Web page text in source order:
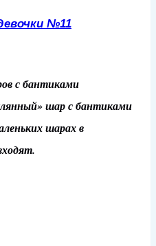
№11
с бантиками
шар с бантиками
шарах в